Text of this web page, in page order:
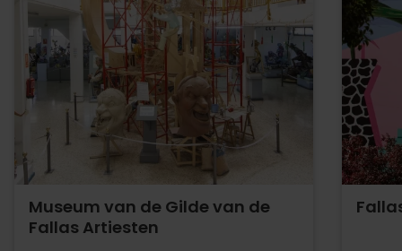
Museum van de Gilde van de
Fallas Artiesten